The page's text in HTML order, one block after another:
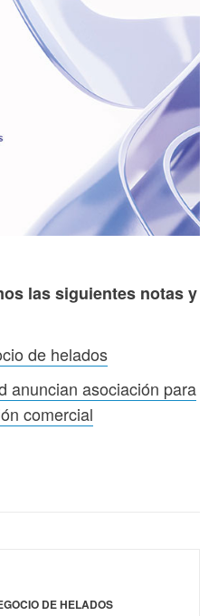
las siguientes notas y
de helados
anuncian asociación para
comercial
DE HELADOS